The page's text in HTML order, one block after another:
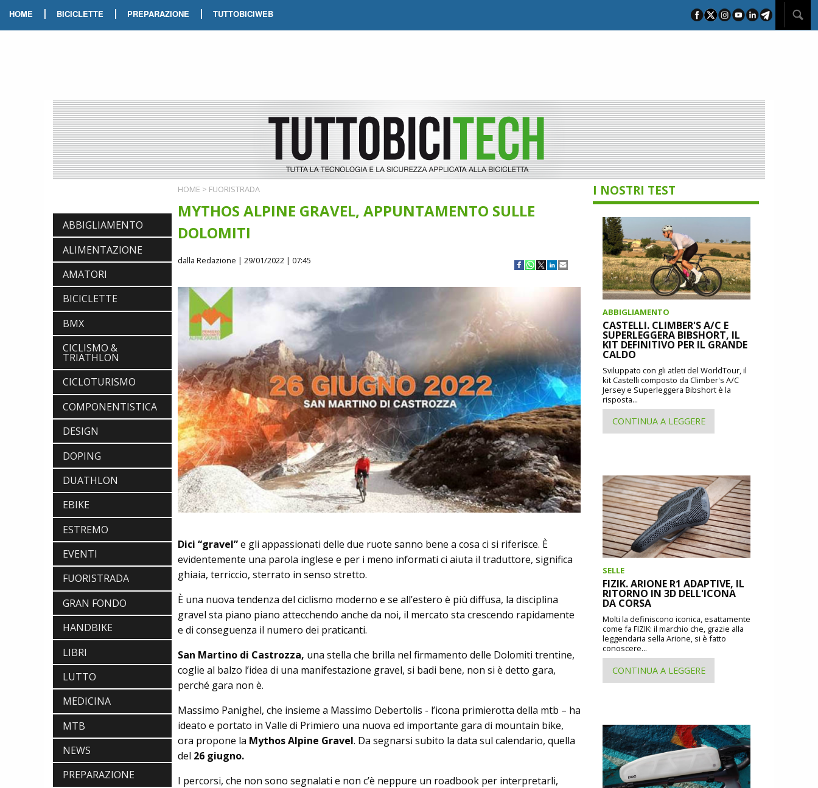
HOME | BICICLETTE | PREPARAZIONE | TUTTOBICIWEB
ABBIGLIAMENTO
ALIMENTAZIONE
AMATORI
BICICLETTE
BMX
CICLISMO &
TRIATHLON
CICLOTURISMO
COMPONENTISTICA
DESIGN
DOPING
DUATHLON
EBIKE
ESTREMO
EVENTI
FUORISTRADA
GRAN FONDO
HANDBIKE
LIBRI
LUTTO
MEDICINA
MTB
NEWS
PREPARAZIONE
SCARPE
GIALLA E UNA SPECIAL EDITION DELLA
POGI'S SUPERLIGHT
COMPONENTISTICA
ULAC. COURSIER JAGER 3L, LA BORSA
AL MANUBRIO LEGGERA ED
ECONOMICA
ABBIGLIAMENTO
SCOPRIRE IL PRIMO PANTALONCINO
HOME > FUORISTRADA
MYTHOS ALPINE GRAVEL, APPUNTAMENTO SULLE
DOLOMITI
dalla Redazione | 29/01/2022 | 07:45
Dici “gravel”e gli appassionati delle due ruote sanno bene a cosa ci si riferisce. È
evidentemente una parola inglese e per i meno informati ci aiuta il traduttore, significa
ghiaia, terriccio, sterrato in senso stretto.
È una nuova tendenza del ciclismo moderno e se all’estero è più diffusa, la disciplina
gravel sta piano piano attecchendo anche da noi, il mercato sta crescendo rapidamente
e di conseguenza il numero dei praticanti.
San Martino di Castrozza, una stella che brilla nel firmamento delle Dolomiti trentine,
coglie al balzo l’idea di una manifestazione gravel, si badi bene, non si è detto gara,
perché gara non è.
Massimo Panighel, che insieme a Massimo Debertolis - l’icona primierotta della mtb – ha
ideato e portato in Valle di Primiero una nuova ed importante gara di mountain bike,
ora propone la Mythos Alpine Gravel. Da segnarsi subito la data sul calendario, quella
del 26 giugno.
I percorsi, che non sono segnalati e non c’è neppure un roadbook per interpretarli,
I NOSTRI TEST
ABBIGLIAMENTO
CASTELLI. CLIMBER'S A/C E
SUPERLEGGERA BIBSHORT, IL
KIT DEFINITIVO PER IL GRANDE
CALDO
Sviluppato con gli atleti del WorldTour, il
kit Castelli composto da Climber's A/C
Jersey e Superleggera Bibshort è la
risposta...
CONTINUA A LEGGERE
SELLE
FIZIK. ARIONE R1 ADAPTIVE, IL
RITORNO IN 3D DELL'ICONA
DA CORSA
Molti la definiscono iconica, esattamente
come fa FIZIK: il marchio che, grazie alla
leggendaria sella Arione, si è fatto
conoscere...
CONTINUA A LEGGERE